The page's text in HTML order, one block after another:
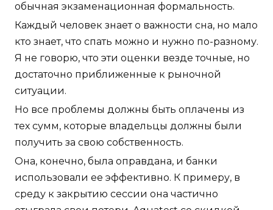
обычная экзаменационная формальность.
Каждый человек знает о важности сна, но мало
кто знает, что спать можно и нужно по-разному.
Я не говорю, что эти оценки везде точные, но
достаточно приближенные к рыночной
ситуации.
Но все проблемы должны быть оплачены из
тех сумм, которые владельцы должны были
получить за свою собственность.
Она, конечно, была оправдана, и банки
использовали ее эффективно. К примеру, в
среду к закрытию сессии она частично